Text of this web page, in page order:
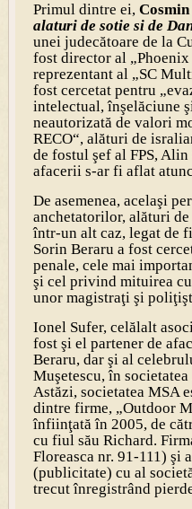
Primul dintre ei,
alaturi de sotie si de
unei judecătoare de la
fost director al
reprezentant al „SC
fost cercetat pentru
intelectual, înşelăciune
neautorizată de valori
RECO“, alături de
de fostul şef al FPS,
afacerii s-ar fi aflat
De asemenea, acelaşi
anchetatorilor, alături
într-un alt caz, legat de
Sorin Beraru a fost
penale, cele mai
şi cel privind mituirea
unor magistraţi şi
Ionel Sufer, celălalt
fost şi el partener de
Beraru, dar şi al
Muşetescu, în
Astăzi, societatea MSA
dintre firme, „Outdoor
înfiinţată în 2005, de
cu fiul său Richard.
Floreasca nr. 91-111) şi
(publicitate) cu al
trecut înregistrând